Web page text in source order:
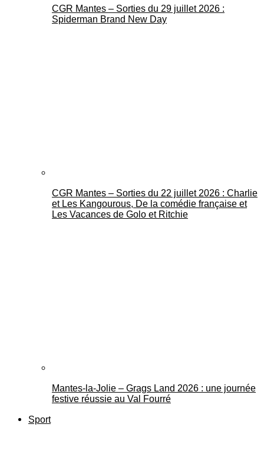
CGR Mantes – Sorties du 29 juillet 2026 :
Spiderman Brand New Day
CGR Mantes – Sorties du 22 juillet 2026 : Charlie
et Les Kangourous, De la comédie française et
Les Vacances de Golo et Ritchie
Mantes-la-Jolie – Grags Land 2026 : une journée
festive réussie au Val Fourré
Sport